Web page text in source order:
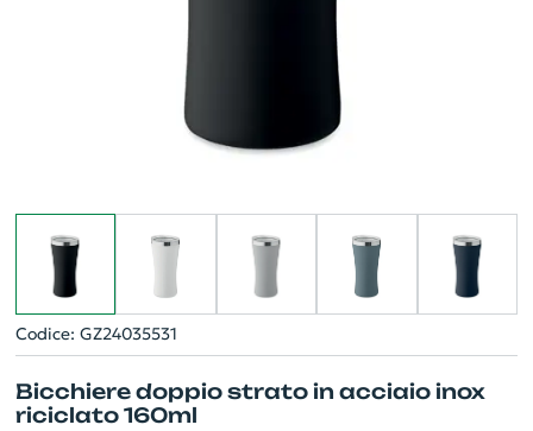
Codice: GZ24035531
Bicchiere doppio strato in acciaio inox
riciclato 160ml